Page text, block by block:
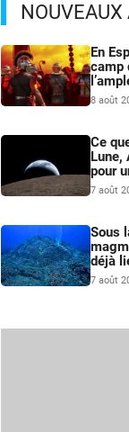
En
camp
8 août
Ce
pour
7 août
Sous
déjà
7 août